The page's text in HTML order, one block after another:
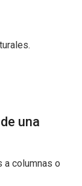
una
columnas o